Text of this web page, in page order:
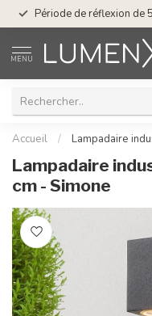
Période de réflexion de
MENU
Accueil / Lampadaire
Lampadaire
cm - Simone